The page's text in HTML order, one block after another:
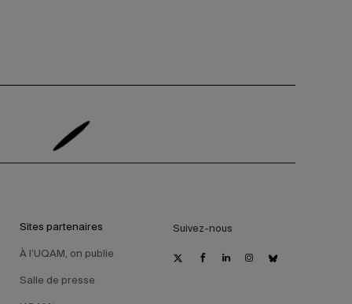
Sites partenaires
À l’UQAM, on publie
Salle de presse
Suivez-nous